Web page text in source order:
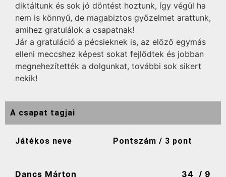
diktáltunk és sok jó döntést hoztunk, így végül ha
nem is könnyű, de magabiztos győzelmet arattunk,
amihez gratulálok a csapatnak!
Jár a gratuláció a pécsieknek is, az előző egymás
elleni meccshez képest sokat fejlődtek és jobban
megnehezítették a dolgunkat, további sok sikert
nekik!
A csapat tagjai
Játékos neve Pontszám / 3 pont
Dancs Márton 34 / 9